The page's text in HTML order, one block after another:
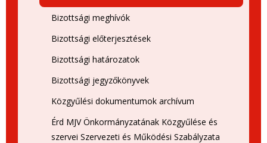
Bizottsági meghívók
Bizottsági előterjesztések
Bizottsági határozatok
Bizottsági jegyzőkönyvek
Közgyűlési dokumentumok archívum
Érd MJV Önkormányzatának Közgyűlése és
szervei Szervezeti és Működési Szabályzata